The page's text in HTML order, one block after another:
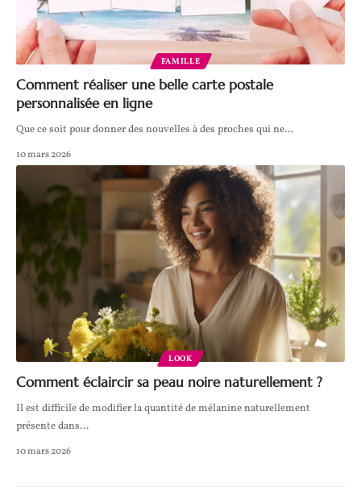
FAMILLE
Comment réaliser une belle carte postale
personnalisée en ligne
Que ce soit pour donner des nouvelles à des proches qui ne…
10 mars 2026
LOOK
Comment éclaircir sa peau noire naturellement ?
Il est difficile de modifier la quantité de mélanine naturellement
présente dans…
10 mars 2026